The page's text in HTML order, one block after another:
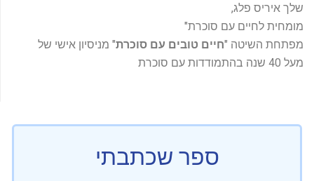
שלך איריס פלג,
מומחית לחיים עם סוכרת"
מפתחת השיטה "חיים טובים עם סוכרת" מניסיון אישי של
מעל 40 שנה בהתמודדות עם סוכרת
ספר שכתבתי